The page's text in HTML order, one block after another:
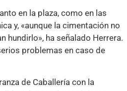
en la plaza, como en las
y, «aunque la cimentación no
hundirlo», ha señalado Herrera.
problemas en caso de
de Caballería con la